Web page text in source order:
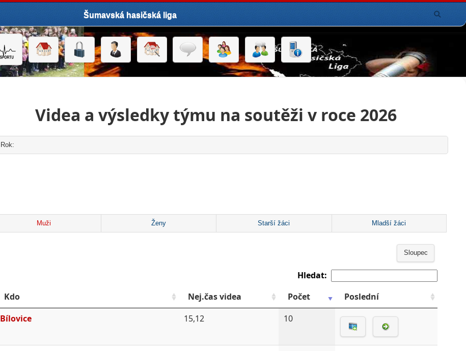
Šumavská hasičská liga
Videa a výsledky týmu na soutěži v roce 2026
Rok:
Muži Ženy Starší žáci Mladší žáci
Sloupec
Hledat:
Kdo
Nej.čas videa Počet
Poslední
Bílovice
15,12 10